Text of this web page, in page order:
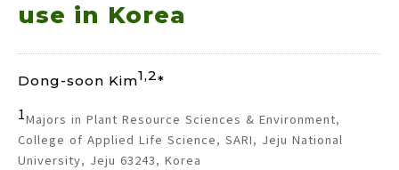
use in Korea
Dong-soon Kim1,2*
1Majors in Plant Resource Sciences & Environment,
College of Applied Life Science, SARI, Jeju National
University, Jeju 63243, Korea